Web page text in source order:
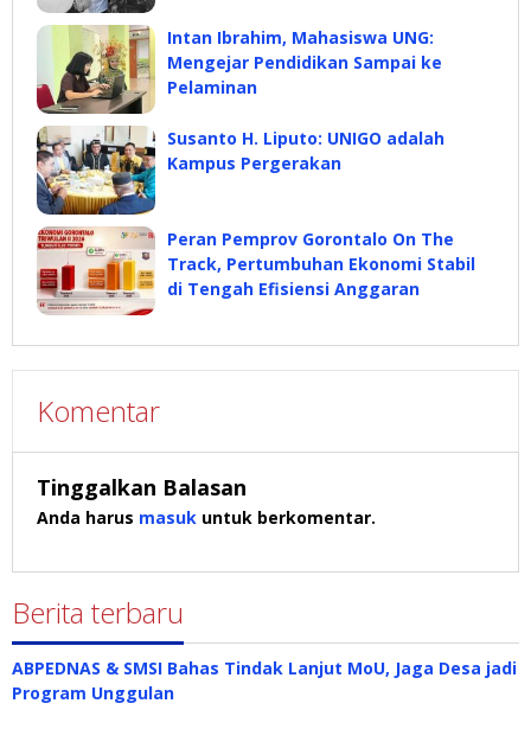
Intan Ibrahim, Mahasiswa UNG:
Mengejar Pendidikan Sampai ke
Pelaminan
Susanto H. Liputo: UNIGO adalah
Kampus Pergerakan
Peran Pemprov Gorontalo On The
Track, Pertumbuhan Ekonomi Stabil
di Tengah Efisiensi Anggaran
Komentar
Tinggalkan Balasan
Anda harus masuk untuk berkomentar.
Berita terbaru
ABPEDNAS & SMSI Bahas Tindak Lanjut MoU, Jaga Desa jadi
Program Unggulan